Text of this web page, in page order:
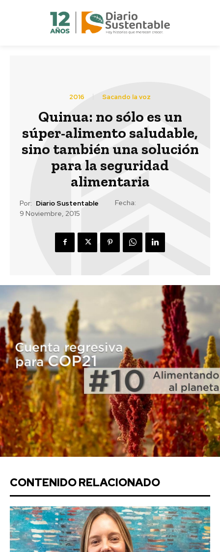
2016 Sacando la voz
Quinua: no sólo es un
súper-alimento saludable,
sino también una solución
para la seguridad
alimentaria
Por: Diario Sustentable
Fecha:
9 Noviembre, 2015
CONTENIDO RELACIONADO